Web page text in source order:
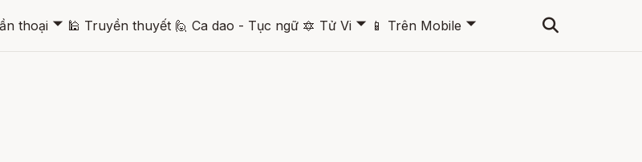
thoại 🞃 🕌 Truyền thuyết 🙋 Ca dao - Tục ngữ 🔯 Tử Vi 🞃 📱 Trên Mobile 🞃